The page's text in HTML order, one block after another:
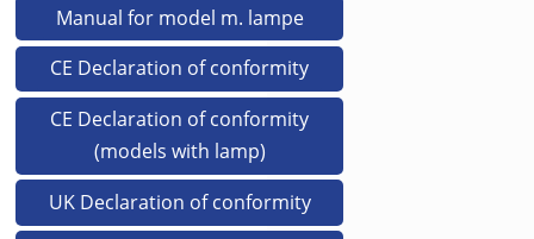
Manual for model m. lampe
CE Declaration of conformity
CE Declaration of conformity
(models with lamp)
UK Declaration of conformity